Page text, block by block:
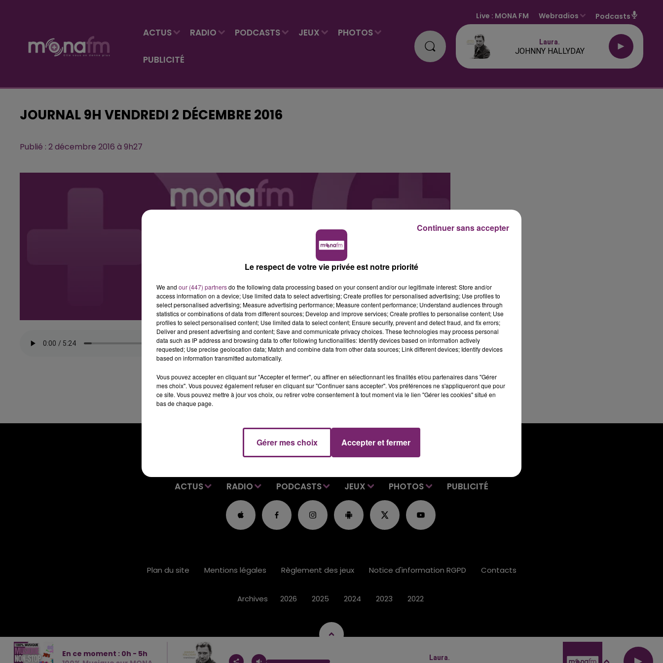
ACTUS RADIO PODCASTS JEUX PHOTOS
PUBLICITÉ
Live : MONA FM Webradios Podcasts
Laura.
JOHNNY HALLYDAY
JOURNAL 9H VENDREDI 2 DÉCEMBRE 2016
Publié : 2 décembre 2016 à 9h27
ACTUS RADIO PODCASTS JEUX PHOTOS PUBLICITÉ
En ce moment : 0h - 5h
Laura.
Plan du site Mentions légales Règlement des jeux Notice d'information RGPD Contacts
Archives 2026 2025 2024 2023 2022
Le respect de votre vie privée est notre priorité
We and our (447) partnersdo the following data processing based on your consent and/or our legitimate interest: Store and/or
access information on a device; Use limited data to select advertising; Create profiles for personalised advertising; Use profiles to
select personalised advertising; Measure advertising performance; Measure content performance; Understand audiences through
statistics or combinations of data from different sources; Develop and improve services; Create profiles to personalise content; Use
profiles to select personalised content; Use limited data to select content; Ensure security, prevent and detect fraud, and fix errors;
Deliver and present advertising and content; Save and communicate privacy choices. These technologies may process personal
data such as IP address and browsing data to offer following functionalities: Identify devices based on information actively
requested; Use precise geolocation data; Match and combine data from other data sources; Link different devices; Identify devices
based on information transmitted automatically.
Vous pouvez accepter en cliquant sur "Accepter et fermer", ou affiner en sélectionnant les finalités et/ou partenaires dans "Gérer
mes choix". Vous pouvez également refuser en cliquant sur "Continuer sans accepter". Vos préférences ne s'appliqueront que pour
ce site. Vous pouvez mettre à jour vos choix, ou retirer votre consentement à tout moment via le lien "Gérer les cookies" situé en
bas de chaque page.
Gérer mes choix Accepter et fermer
Continuer sans accepter